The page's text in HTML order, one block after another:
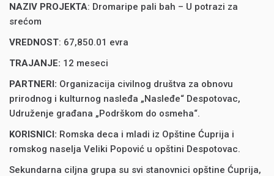
NAZIV PROJEKTA: Dromaripe pali bah – U potrazi za
srećom
VREDNOST: 67,850.01 evra
TRAJANJE: 12 meseci
PARTNERI: Organizacija civilnog društva za obnovu
prirodnog i kulturnog nasleđa „Nasleđe“ Despotovac,
Udruženje građana „Podrškom do osmeha“.
KORISNICI: Romska deca i mladi iz Opštine Ćuprija i
romskog naselja Veliki Popović u opštini Despotovac.
Sekundarna ciljna grupa su svi stanovnici opštine Ćuprija,